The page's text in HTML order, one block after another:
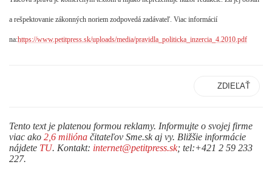
a rešpektovanie zákonných noriem zodpovedá zadávateľ. Viac informácií
na:https://www.petitpress.sk/uploads/media/pravidla_politicka_inzercia_4.2010.pdf
ZDIEĽAŤ
Tento text je platenou formou reklamy. Informujte o svojej firme
viac ako 2,6 milióna čitateľov Sme.sk aj vy. Bližšie informácie
nájdete TU. Kontakt: internet@petitpress.sk; tel:+421 2 59 233
227.